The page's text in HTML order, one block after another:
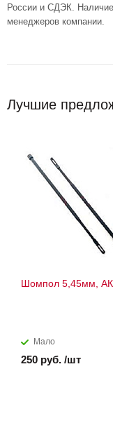
России и СДЭК.
менеджеров компании.
Лучшие
Шомпол 5,45мм,
Мало
250 руб. /шт